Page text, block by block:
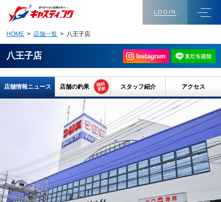
LOGIN
HOME > 店舗一覧 > 八王子店
八王子店
店舗情報ニュース 店舗の釣果 スタッフ紹介 アクセス